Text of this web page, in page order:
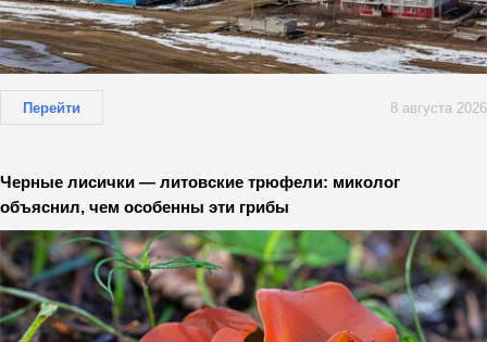
Перейти 8 августа 2026
Черные лисички — литовские трюфели: миколог
объяснил, чем особенны эти грибы